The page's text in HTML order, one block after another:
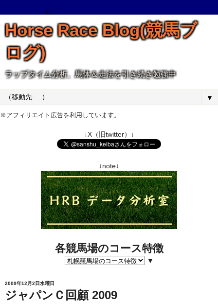
Horse Race Blog(競馬ブ
ログ)
ラップタイム分析、馬体＆走法を引き続き勉強中
▼
※アフィリエイト広告を利用しています。
↓X（旧twitter）↓
↓note↓
各競馬場のコース特徴
▼
2009年12月2日水曜日
ジャパンＣ回顧 2009